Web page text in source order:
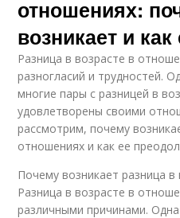
отношениях:
возникает и
Разница в возрасте в
разногласий и трудностей.
многие пары с разницей в
удовлетворены своими
рассмотрим, почему
отношениях и как ее
Почему возникает разница
Разница в возрасте в
различными причинами.